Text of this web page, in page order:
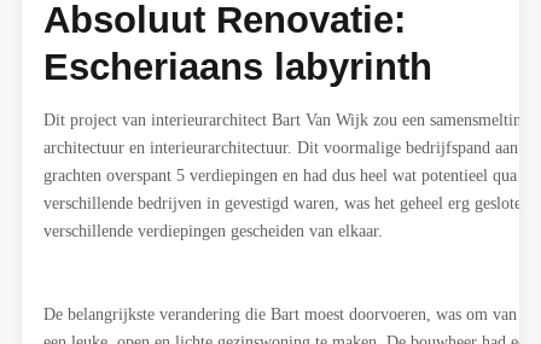
Absoluut Renovatie:
Escheriaans labyrinth
Dit project van interieurarchitect Bart Van Wijk zou een samensmelting
architectuur en interieurarchitectuur. Dit voormalige bedrijfspand aan de
grachten overspant 5 verdiepingen en had dus heel wat potentieel qua
verschillende bedrijven in gevestigd waren, was het geheel erg gesloten
verschillende verdiepingen gescheiden van elkaar.
De belangrijkste verandering die Bart moest doorvoeren, was om van